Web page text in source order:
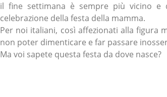
il fine settimana è sempre più vicino e
celebrazione della festa della mamma.
Per noi italiani, così affezionati alla figura
non poter dimenticare e far passare
Ma voi sapete questa festa da dove nasce?